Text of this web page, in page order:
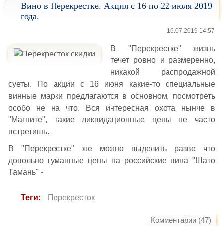
Вино в Перекрестке. Акция с 16 по 22 июля 2019
года.
16.07.2019 14:57
В "Перекрестке" жизнь
течет ровно и размеренно,
никакой распродажной
суеты. По акции с 16 июня какие-то специальные
винные марки предлагаются в основном, посмотреть
особо не на что. Вся интересная охота нынче в
"Магните", такие ликвидационные цены не часто
встретишь.
В "Перекрестке" же можно выделить разве что
довольно гуманные цены на российские вина "Шато
Тамань" -
Теги: Перекресток
Комментарии (47)